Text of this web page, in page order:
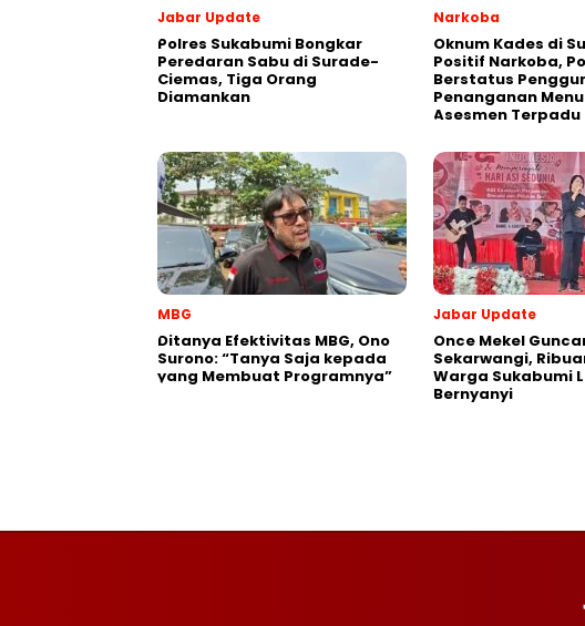
Jabar Update
Polres Sukabumi Bongkar
Peredaran Sabu di Surade-
Ciemas, Tiga Orang
Diamankan
Narkoba
Oknum Kades di
Positif Narkoba,
Berstatus
Penanganan
Asesmen Terpadu
MBG
‎Ditanya Efektivitas MBG, Ono
Surono: “Tanya Saja kepada
yang Membuat Programnya”‎
Jabar Update
Once Mekel
Sekarwangi,
Warga Sukabumi
Bernyanyi